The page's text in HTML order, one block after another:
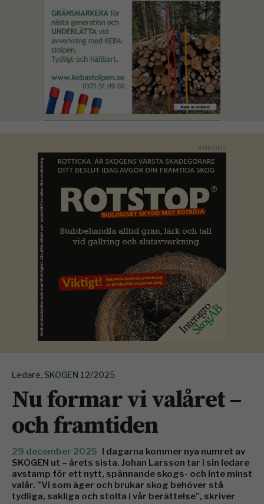
Ledare, SKOGEN 12/2025
Nu formar vi valåret –
och framtiden
29 december 2025 I dagarna kommer nya numret av
SKOGEN ut – årets sista. Johan Larsson tar i sin ledare
avstamp för ett nytt, spännande skogs- och inte minst
valår. ”Vi som äger och brukar skog behöver stå
tydliga, sakliga och stolta i vår berättelse”, skriver